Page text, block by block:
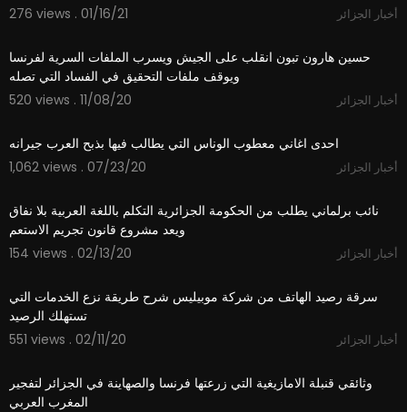
276 views . 01/16/21
أخبار الجزائر
حسين هارون تبون انقلب على الجيش ويسرب الملفات السرية لفرنسا
ويوقف ملفات التحقيق في الفساد التي تصله
520 views . 11/08/20
أخبار الجزائر
احدى اغاني معطوب الوناس التي يطالب فيها بذبح العرب جيرانه
1,062 views . 07/23/20
أخبار الجزائر
نائب برلماني يطلب من الحكومة الجزائرية التكلم باللغة العربية بلا نفاق
ويعد مشروع قانون تجريم الاستعم
154 views . 02/13/20
أخبار الجزائر
سرقة رصيد الهاتف من شركة موبيليس شرح طريقة نزع الخدمات التي
تستهلك الرصيد
551 views . 02/11/20
أخبار الجزائر
وثائقي قنبلة الامازيغية التي زرعتها فرنسا والصهاينة في الجزائر لتفجير
المغرب العربي